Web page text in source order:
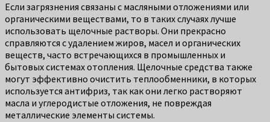
Если загрязнения связаны с масляными отложениями или
органическими веществами, то в таких случаях лучше
использовать щелочные растворы. Они прекрасно
справляются с удалением жиров, масел и органических
веществ, часто встречающихся в промышленных и
бытовых системах отопления. Щелочные средства также
могут эффективно очистить теплообменники, в которых
используется антифриз, так как они легко растворяют
масла и углеродистые отложения, не повреждая
металлические элементы системы.